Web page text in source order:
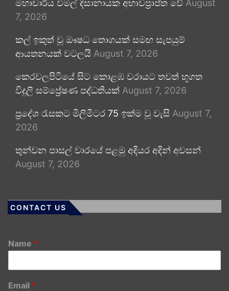
මහාචාර්ය විමල් දිසානායක අභාවප්‍රාප්ත වේ August
7, 2026
කල් ඉකුත් වූ ඖෂධ තොගයක් සමඟ සැපයුම්
ආයතනයක් වටලයි August 7, 2026
කෙරවලපිටියේ සිට කොළඹ වරායට තවත් භූගත
විදුලි සම්ප්‍රේෂණ පද්ධතියක් August 7, 2026
ප්‍රදේශ රැසකට මිලිමීටර 75 ඉක්ම වූ වැසි August 7,
2026
තුන්වන පාසල් වාරයේ පළමු අදියර අදින් අවසන්
August 7, 2026
CONTACT US
Name *
Email *